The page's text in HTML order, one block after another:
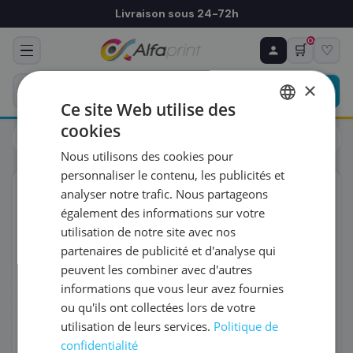
Livraison sous 24-72h
🛒
0
♡
Toners
Brother
ORIGINAL
♻ COMMANDE RÉCURRENTE
Prévoyez & économisez
Programmez votre prochain achat — notre équipe
vous prépare un devis personnalisé
RÉFÉRENCE DU PRODUIT
FRÉQUENCE
QUANTITÉ PAR LIVRAISON
DATE DE PREMIÈRE LIVRAISON SOUHAITÉE
×
Ce site Web utilise des
cookies
Nous utilisons des cookies pour
personnaliser le contenu, les publicités et
analyser notre trafic. Nous partageons
également des informations sur votre
utilisation de notre site avec nos
partenaires de publicité et d'analyse qui
peuvent les combiner avec d'autres
informations que vous leur avez fournies
ou qu'ils ont collectées lors de votre
utilisation de leurs services. Politique de
confidentialité